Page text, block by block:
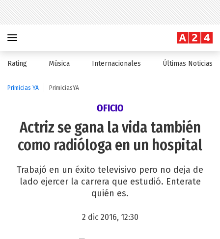
Rating Música Internacionales Últimas Noticias
Primicias YA PrimiciasYA
OFICIO
Actriz se gana la vida también
como radióloga en un hospital
Trabajó en un éxito televisivo pero no deja de
lado ejercer la carrera que estudió. Enterate
quién es.
2 dic 2016, 12:30